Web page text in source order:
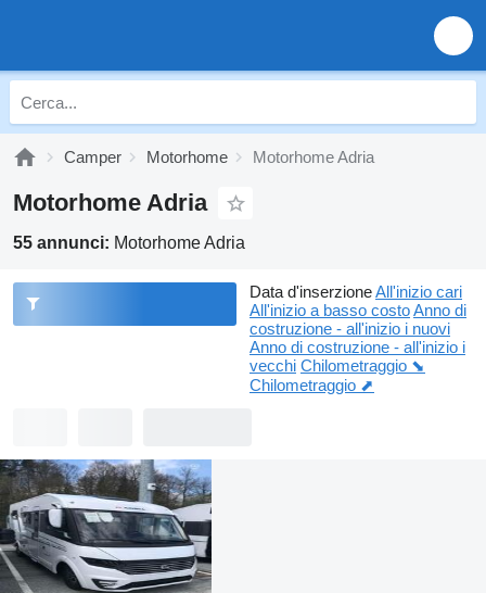
Camper Motorhome Motorhome Adria
Motorhome Adria
55 annunci: Motorhome Adria
Data d'inserzioneAll'inizio cari
All'inizio a basso costoAnno di
costruzione - all'inizio i nuovi
Anno di costruzione - all'inizio i
vecchi Chilometraggio ⬊
Chilometraggio ⬈